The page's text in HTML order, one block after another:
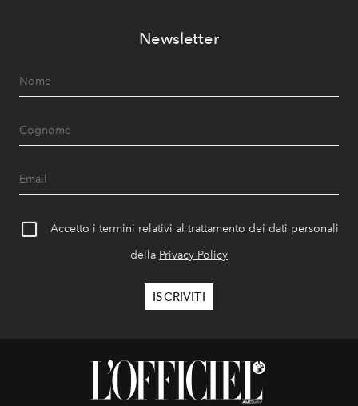
Newsletter
Accetto i termini relativi al trattamento dei dati personali
della Privacy Policy